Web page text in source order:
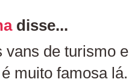
disse...
vans de turismo
muito famosa